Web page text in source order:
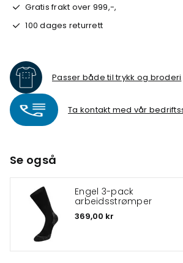
Gratis frakt over 999,-,
100 dages returrett
Passer både til trykk og broderi
Ta kontakt med vår
Se også
Engel 3-pack
arbeidsstrømper
369,00 kr